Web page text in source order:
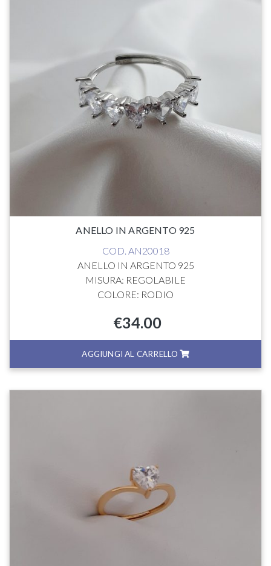
ANELLO IN ARGENTO 925
COD. AN20018
ANELLO IN ARGENTO 925
MISURA: REGOLABILE
COLORE: RODIO
€34.00
AGGIUNGI AL CARRELLO